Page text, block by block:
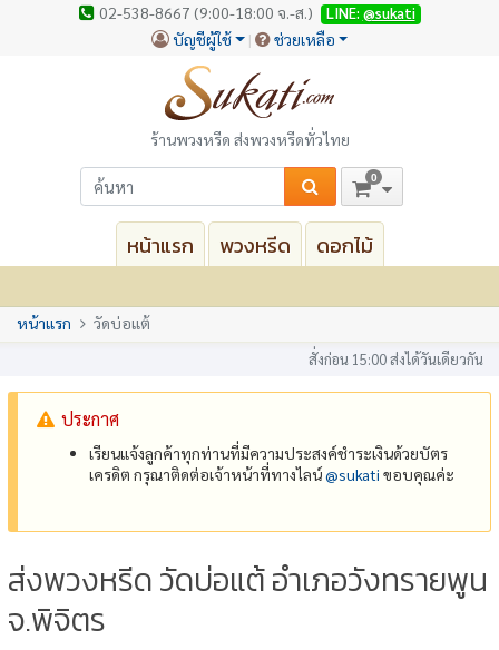
02-538-8667 (9:00-18:00 จ.-ส.) LINE: @sukati
บัญชีผู้ใช้ ช่วยเหลือ
ร้านพวงหรีด ส่งพวงหรีดทั่วไทย
0
หน้าแรก พวงหรีด ดอกไม้
หน้าแรก วัดบ่อแต้
สั่งก่อน 15:00 ส่งได้วันเดียวกัน
ประกาศ
เรียนแจ้งลูกค้าทุกท่านที่มีความประสงค์ชำระเงินด้วยบัตร
เครดิต กรุณาติดต่อเจ้าหน้าที่ทางไลน์@‌sukati ขอบคุณค่ะ
ส่งพวงหรีด วัดบ่อแต้ อำเภอวังทรายพูน
จ.พิจิตร